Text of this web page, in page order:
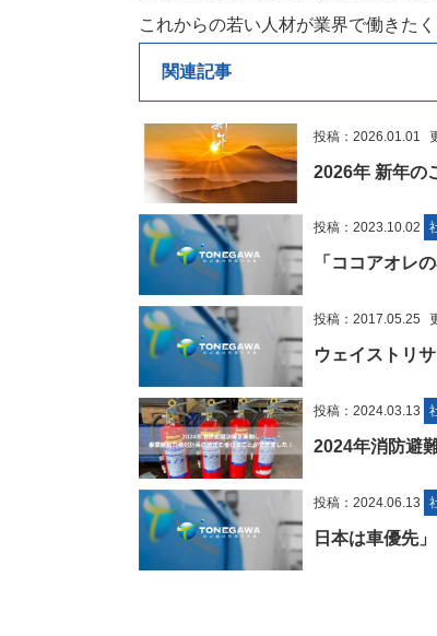
これからの若い人材が業界で働きた
関連記事
投稿：2026.01.01
2026年 新年の
投稿：2023.10.02
「ココアオレ
投稿：2017.05.25
ウェイストリ
投稿：2024.03.13
2024年消防避
投稿：2024.06.13
日本は車優先